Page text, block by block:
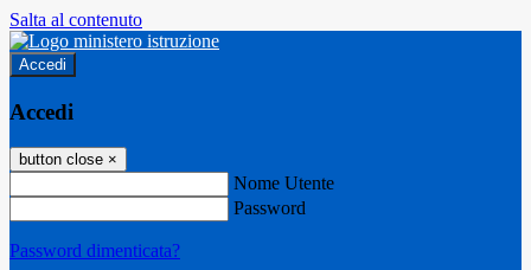
Salta al contenuto
Accedi
Accedi
button close ×
Nome Utente
Password
Password dimenticata?